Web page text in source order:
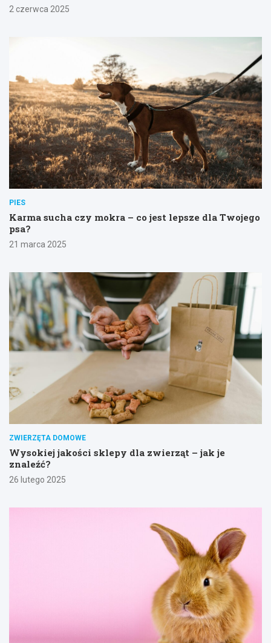
2 czerwca 2025
PIES
Karma sucha czy mokra – co jest lepsze dla Twojego
psa?
21 marca 2025
ZWIERZĘTA DOMOWE
Wysokiej jakości sklepy dla zwierząt – jak je
znaleźć?
26 lutego 2025